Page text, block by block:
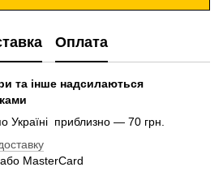
Оплата
та інше надсилаються
приблизно — 70 грн.
MasterCard